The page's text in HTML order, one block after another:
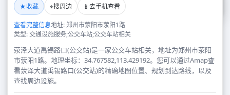
★收藏 ⌖搜周边 📱 去手机查看
查看完整信息地址: 郑州市荥阳市荥阳1路
类型: 交通设施服务;公交车站;公交车站相关
荥泽大道禹锡路口(公交站)是一家公交车站相关，地址为郑州市荥阳
市荥阳1路。地理坐标：34.767582,113.429192。您可以通过Amap查
看荥泽大道禹锡路口(公交站)的精确地图位置、规划到达路线，以及
查找周边设施。